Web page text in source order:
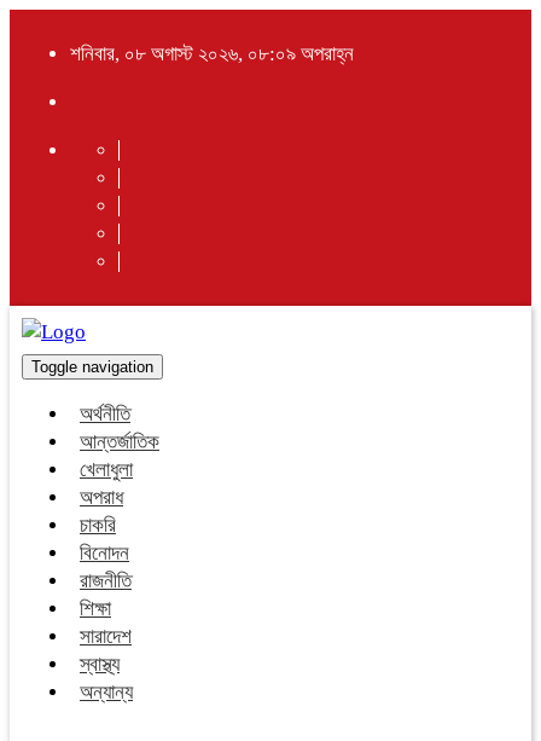
শনিবার, ০৮ অগাস্ট ২০২৬, ০৮:০৯ অপরাহ্ন
Toggle navigation
অর্থনীতি
আন্তর্জাতিক
খেলাধুলা
অপরাধ
চাকরি
বিনোদন
রাজনীতি
শিক্ষা
সারাদেশ
স্বাস্থ্য
অন্যান্য